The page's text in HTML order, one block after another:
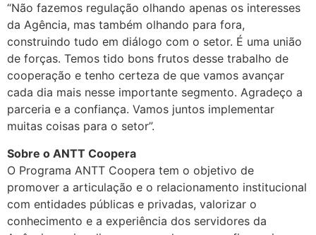
“Não fazemos regulação olhando apenas os interesses
da Agência, mas também olhando para fora,
construindo tudo em diálogo com o setor. É uma união
de forças. Temos tido bons frutos desse trabalho de
cooperação e tenho certeza de que vamos avançar
cada dia mais nesse importante segmento. Agradeço a
parceria e a confiança. Vamos juntos implementar
muitas coisas para o setor”.
Sobre o ANTT Coopera
O Programa ANTT Coopera tem o objetivo de
promover a articulação e o relacionamento institucional
com entidades públicas e privadas, valorizar o
conhecimento e a experiência dos servidores da